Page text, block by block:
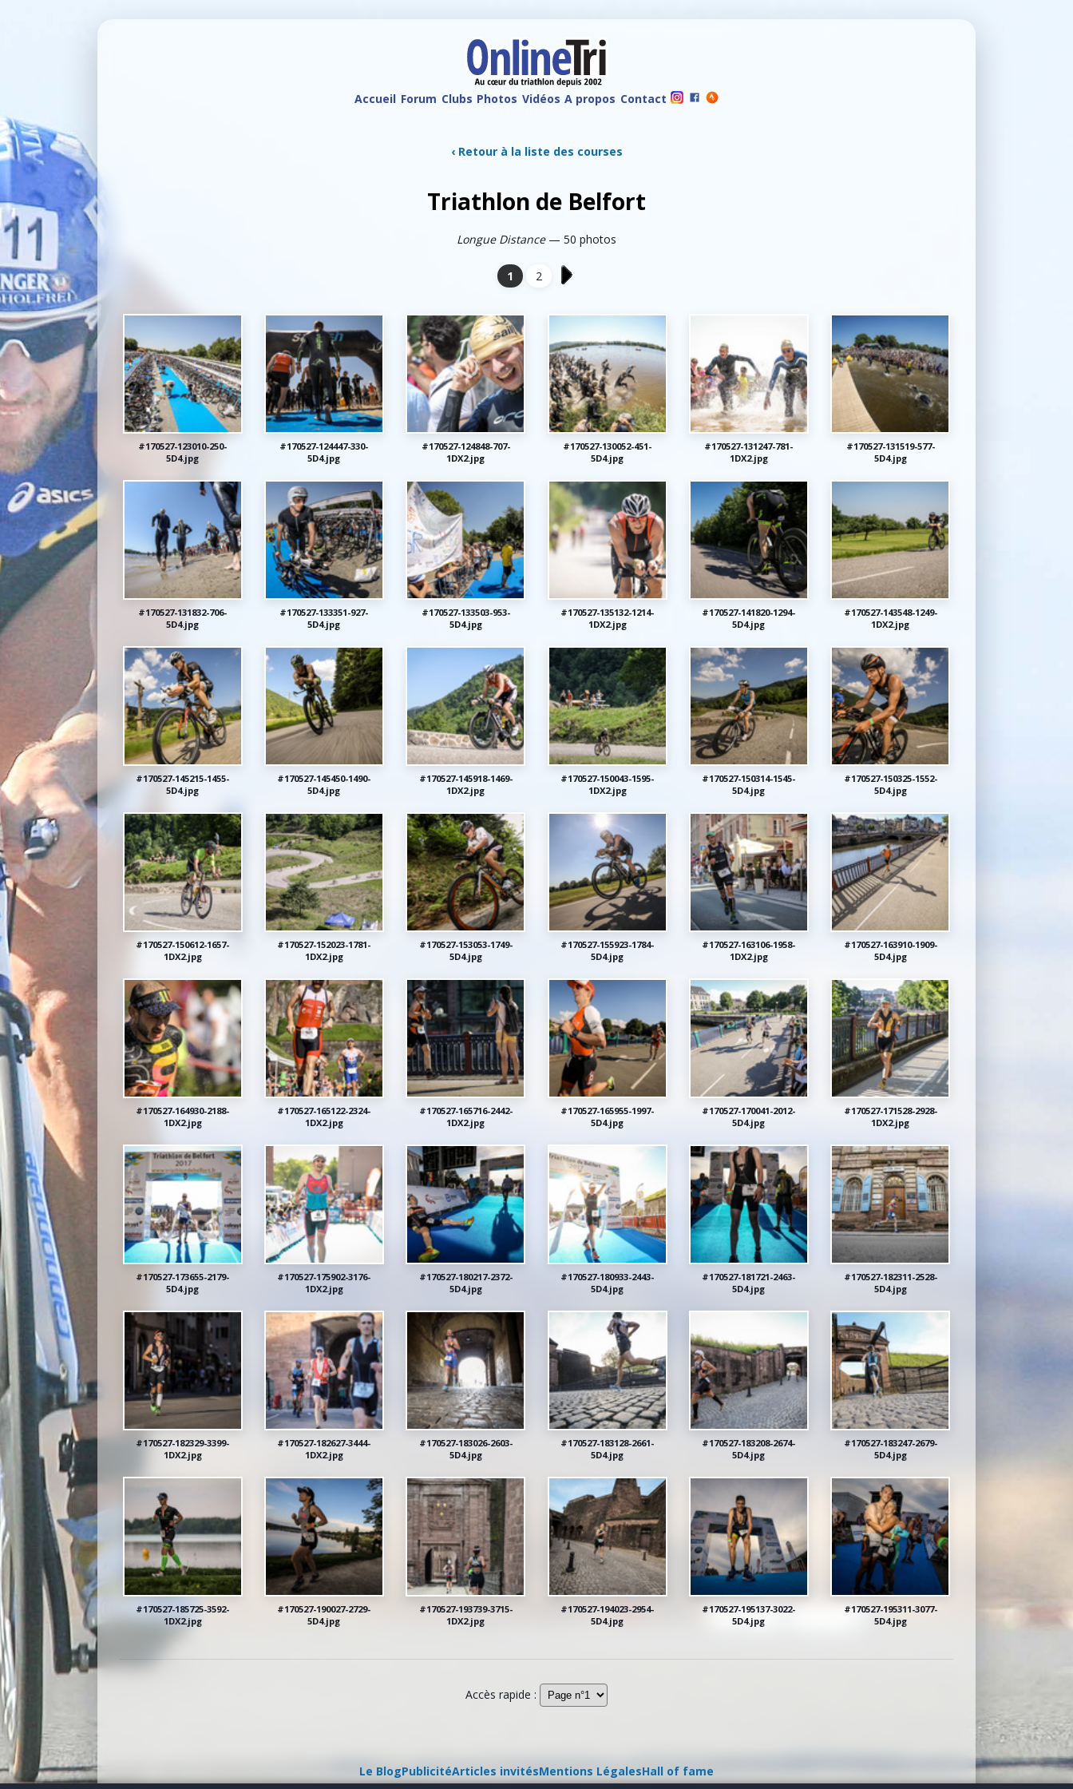
Accueil Forum Clubs Photos Vidéos A propos Contact
‹ Retour à la liste des courses
Triathlon de Belfort
Longue Distance— 50 photos
1 2
#170527-123010-250-
5D4.jpg
#170527-124447-330-
5D4.jpg
#170527-124848-707-
1DX2.jpg
#170527-130052-451-
5D4.jpg
#170527-131247-781-
1DX2.jpg
#170527-131519-577-
5D4.jpg
#170527-131832-706-
5D4.jpg
#170527-133351-927-
5D4.jpg
#170527-133503-953-
5D4.jpg
#170527-135132-1214-
1DX2.jpg
#170527-141820-1294-
5D4.jpg
#170527-143548-1249-
1DX2.jpg
#170527-145215-1455-
5D4.jpg
#170527-145450-1490-
5D4.jpg
#170527-145918-1469-
1DX2.jpg
#170527-150043-1595-
1DX2.jpg
#170527-150314-1545-
5D4.jpg
#170527-150325-1552-
5D4.jpg
#170527-150612-1657-
1DX2.jpg
#170527-152023-1781-
1DX2.jpg
#170527-153053-1749-
5D4.jpg
#170527-155923-1784-
5D4.jpg
#170527-163106-1958-
1DX2.jpg
#170527-163910-1909-
5D4.jpg
#170527-164930-2188-
1DX2.jpg
#170527-165122-2324-
1DX2.jpg
#170527-165716-2442-
1DX2.jpg
#170527-165955-1997-
5D4.jpg
#170527-170041-2012-
5D4.jpg
#170527-171528-2928-
1DX2.jpg
#170527-173655-2179-
5D4.jpg
#170527-175902-3176-
1DX2.jpg
#170527-180217-2372-
5D4.jpg
#170527-180933-2443-
5D4.jpg
#170527-181721-2463-
5D4.jpg
#170527-182311-2528-
5D4.jpg
#170527-182329-3399-
1DX2.jpg
#170527-182627-3444-
1DX2.jpg
#170527-183026-2603-
5D4.jpg
#170527-183128-2661-
5D4.jpg
#170527-183208-2674-
5D4.jpg
#170527-183247-2679-
5D4.jpg
#170527-185725-3592-
1DX2.jpg
#170527-190027-2729-
5D4.jpg
#170527-193739-3715-
1DX2.jpg
#170527-194023-2954-
5D4.jpg
#170527-195137-3022-
5D4.jpg
#170527-195311-3077-
5D4.jpg
Accès rapide :
Le BlogPublicitéArticles invitésMentions LégalesHall of fame